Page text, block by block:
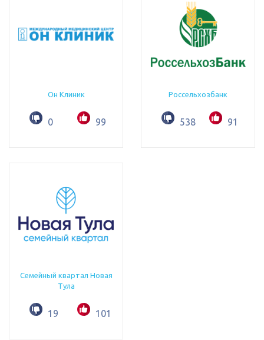
Он Клиник
0 99
Россельхозбанк
538 91
Семейный квартал Новая
Тула
19 101